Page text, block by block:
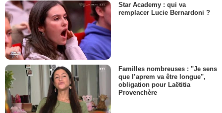
Star Academy : qui va
remplacer Lucie Bernardoni ?
Familles nombreuses : "Je sens
que l’aprem va être longue",
obligation pour Laëtitia
Provenchère